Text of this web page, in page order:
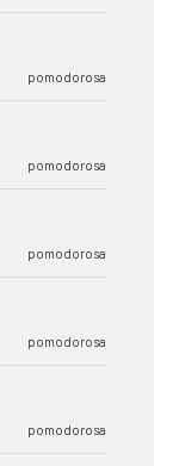
pomodorosa
pomodorosa
pomodorosa
pomodorosa
pomodorosa